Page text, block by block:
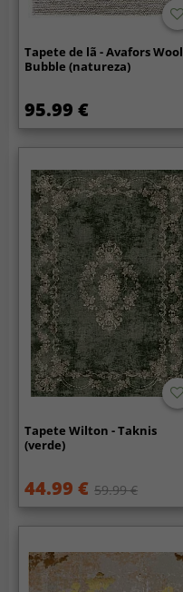
Tapete de lã - Avafors Wool
Bubble (natureza)
95.99 €
Tapete Wilton - Taknis
(verde)
44.99 € 59.99 €